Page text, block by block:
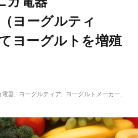
ッ
メ
行・
こ
ヨーグルティ
ヨーグルトを増殖
電器 ヨーグルティア ヨーグルトメーカー